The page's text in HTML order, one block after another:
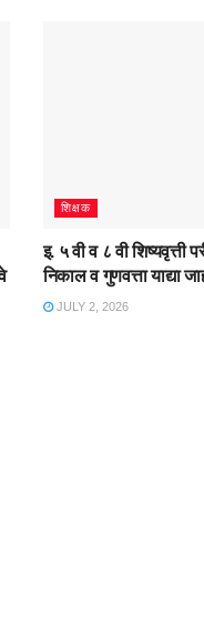
शिक्षक
इ. ५ वी व ८ वी शिष्यवृत्ती
निकाल व गुणवत्ता याद्या
JULY 2, 2026